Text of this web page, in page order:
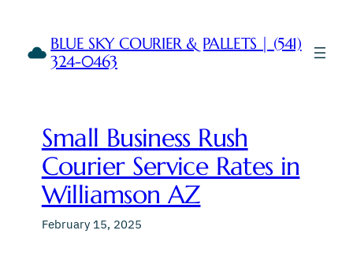
content BLUE SKY COURIER & PALLETS | (541)
324-0463
Small Business Rush
Courier Service Rates in
Williamson AZ
February 15, 2025